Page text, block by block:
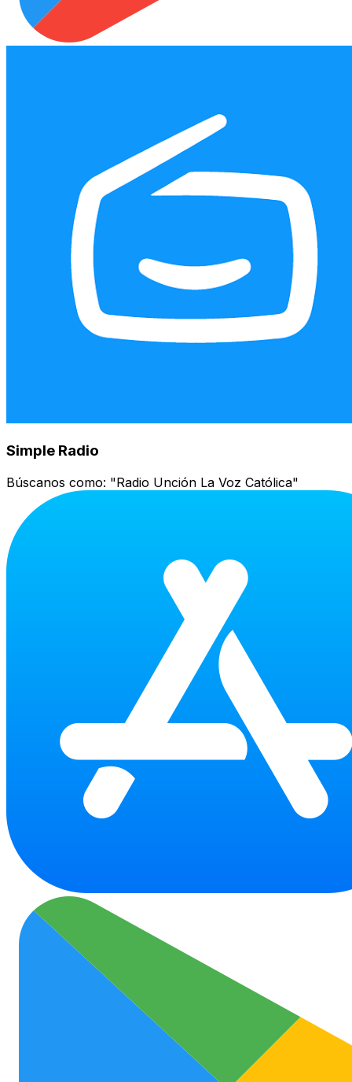
Simple Radio
Búscanos como: "Radio Unción La Voz Católica"